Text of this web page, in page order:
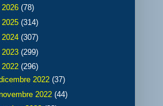
2026 (78)
2025 (314)
2024 (307)
2023 (299)
2022 (296)
2022 (37)
2022 (44)